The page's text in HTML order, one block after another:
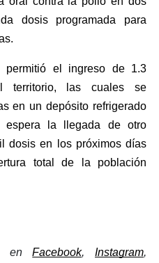
dosis programada para
permitió el ingreso de 1.3
territorio, las cuales se
en un depósito refrigerado
la llegada de otro
dosis en los próximos días
total de la población
en Facebook, Instagram,